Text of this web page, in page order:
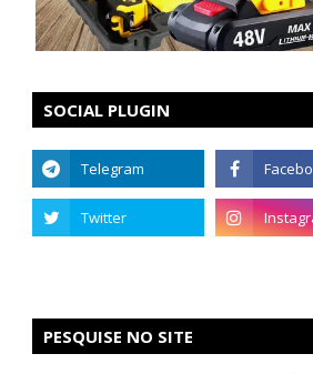
SOCIAL PLUGIN
PESQUISE NO SITE